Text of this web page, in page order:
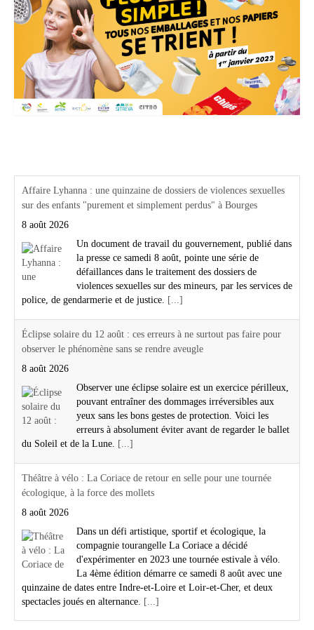
Affaire Lyhanna : une quinzaine de dossiers de violences sexuelles
sur des enfants "purement et simplement perdus" à Bourges
8 août 2026
Un document de travail du gouvernement, publié dans
la presse ce samedi 8 août, pointe une série de
défaillances dans le traitement des dossiers de
violences sexuelles sur des mineurs, par les services de
police, de gendarmerie et de justice. [...]
Éclipse solaire du 12 août : ces erreurs à ne surtout pas faire pour
observer le phénomène sans se rendre aveugle
8 août 2026
Observer une éclipse solaire est un exercice périlleux,
pouvant entraîner des dommages irréversibles aux
yeux sans les bons gestes de protection. Voici les
erreurs à absolument éviter avant de regarder le ballet
du Soleil et de la Lune. [...]
Théâtre à vélo : La Coriace de retour en selle pour une tournée
écologique, à la force des mollets
8 août 2026
Dans un défi artistique, sportif et écologique, la
compagnie tourangelle La Coriace a décidé
d'expérimenter en 2023 une tournée estivale à vélo.
La 4ème édition démarre ce samedi 8 août avec une
quinzaine de dates entre Indre-et-Loire et Loir-et-Cher, et deux
spectacles joués en alternance. [...]